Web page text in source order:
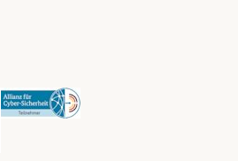
Security Security